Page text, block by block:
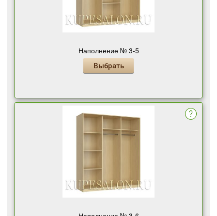
Наполнение № 3-5
Выбрать